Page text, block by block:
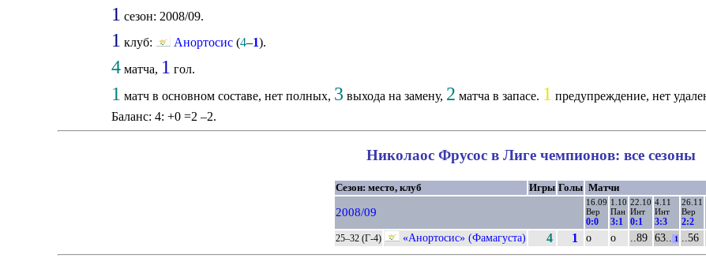
1 сезон: 2008/09.
1 клуб: Анортосис(4–1).
4матча, 1 гол.
1 матч в основном составе, нет полных, 3 выхода на замену, 2 матча в запасе. 1 предупреждение, нет
Баланс: 4: +0 =2 –2.
Николаос Фрусос в Лиге чемпионов: все сезоны
Сезон: место, клуб Игры Голы Матчи
2008/09
16.09
Вер
0:0
1.10
Пан
3:1
22.10
Инт
0:1
4.11
Инт
3:3
26.11
Вер
2:2
25–32 (Г-4) «Анортосис» (Фамагуста) 4 1 о о ..89 63.. 1 ..56